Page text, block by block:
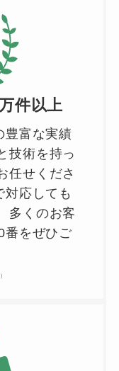
件以上
豊富な実績
技術を持っ
任せくださ
応しても
多くのお客
番をぜひご